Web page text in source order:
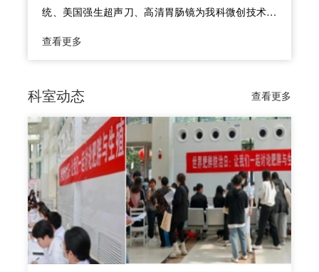
统、美国强生超声刀、高清胃肠镜为我科微创技术的
员配置均达省内一流水平，为我科病人术后安全提供
病微创手术治疗，目前已开展达芬奇机器人手术、3D
腔镜下食道裂孔疝修补及胃底折叠术等相应微创手术
方式，手术量居省内领先水平，患者获得了满意的疗
效，同时获得了患者的一致好评。年门诊量近10000
人次，年出院人数1400人左右。
查看更多
科室动态 查看更多